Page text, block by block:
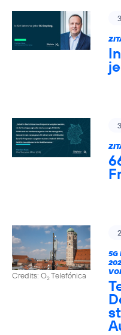
Credits: O2Telefónica
5G